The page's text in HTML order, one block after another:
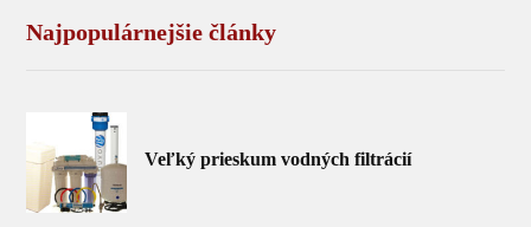
Najpopulárnejšie články
Veľký prieskum vodných filtrácií